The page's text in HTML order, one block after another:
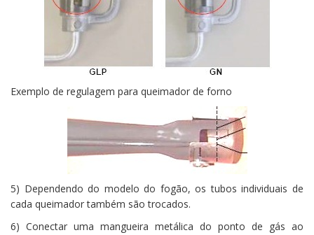
Exemplo de regulagem para queimador de forno
5) Dependendo do modelo do fogão, os tubos individuais de
cada queimador também são trocados.
6) Conectar uma mangueira metálica do ponto de gás ao